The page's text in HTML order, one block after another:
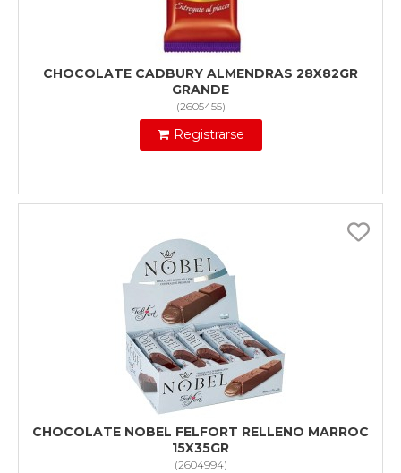
CHOCOLATE CADBURY ALMENDRAS 28X82GR
GRANDE
(2605455)
Registrarse
CHOCOLATE NOBEL FELFORT RELLENO MARROC
15X35GR
(2604994)